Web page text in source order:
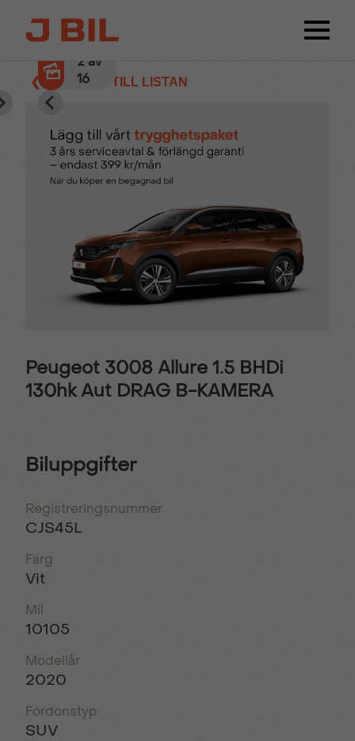
❮ TILLBAKA TILL LISTAN
2av
16
Peugeot 3008 Allure 1.5 BHDi
130hk Aut DRAG B-KAMERA
Biluppgifter
Registreringsnummer
CJS45L
Färg
Vit
Mil
10105
Modellår
2020
Fordonstyp
SUV